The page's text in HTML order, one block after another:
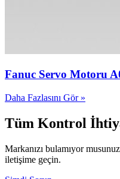
Fanuc Servo Motoru
Daha Fazlasını Gör »
Tüm Kontrol
Markanızı bulamıyor
iletişime geçin.